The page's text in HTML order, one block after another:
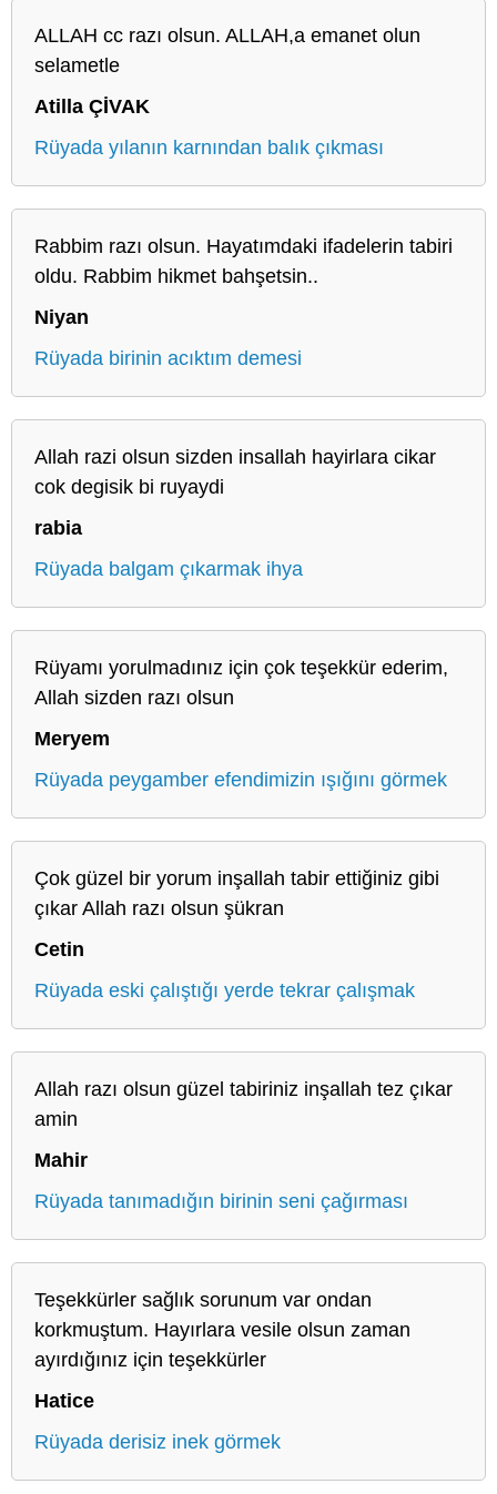
ALLAH cc razı olsun. ALLAH,a emanet olun
selametle
Atilla ÇİVAK
Rüyada yılanın karnından balık çıkması
Rabbim razı olsun. Hayatımdaki ifadelerin tabiri
oldu. Rabbim hikmet bahşetsin..
Niyan
Rüyada birinin acıktım demesi
Allah razi olsun sizden insallah hayirlara cikar
cok degisik bi ruyaydi
rabia
Rüyada balgam çıkarmak ihya
Rüyamı yorulmadınız için çok teşekkür ederim,
Allah sizden razı olsun
Meryem
Rüyada peygamber efendimizin ışığını görmek
Çok güzel bir yorum inşallah tabir ettiğiniz gibi
çıkar Allah razı olsun şükran
Cetin
Rüyada eski çalıştığı yerde tekrar çalışmak
Allah razı olsun güzel tabiriniz inşallah tez çıkar
amin
Mahir
Rüyada tanımadığın birinin seni çağırması
Teşekkürler sağlık sorunum var ondan
korkmuştum. Hayırlara vesile olsun zaman
ayırdığınız için teşekkürler
Hatice
Rüyada derisiz inek görmek